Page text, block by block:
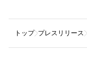
トップ プレスリリース